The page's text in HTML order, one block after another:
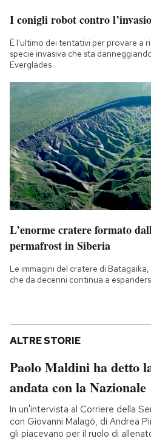
I conigli robot contro
È l'ultimo dei tentativi per provare a
specie invasiva che sta
Everglades
L’enorme cratere formato
permafrost in Siberia
Le immagini del cratere di
che da decenni continua a
ALTRE STORIE
Paolo Maldini ha detto
andata con la Nazionale
In un'intervista al Corriere della
con Giovanni Malagò, di Andrea
gli piacevano per il ruolo di